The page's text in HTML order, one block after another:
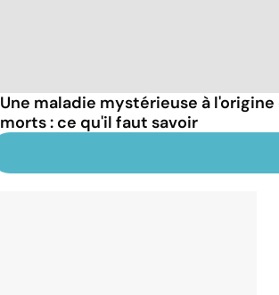
Une maladie mystérieuse à
morts : ce qu'il faut savoir